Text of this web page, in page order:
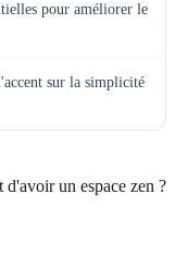
pour améliorer le
sur la simplicité
un espace zen ?